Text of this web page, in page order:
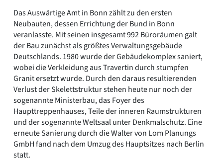
Das Auswärtige Amt in Bonn zählt zu den ersten
Neubauten, dessen Errichtung der Bund in Bonn
veranlasste. Mit seinen insgesamt 992 Büroräumen galt
der Bau zunächst als größtes Verwaltungsgebäude
Deutschlands. 1980 wurde der Gebäudekomplex saniert,
wobei die Verkleidung aus Travertin durch stumpfen
Granit ersetzt wurde. Durch den daraus resultierenden
Verlust der Skelettstruktur stehen heute nur noch der
sogenannte Ministerbau, das Foyer des
Haupttreppenhauses, Teile der inneren Raumstrukturen
und der sogenannte Weltsaal unter Denkmalschutz. Eine
erneute Sanierung durch die Walter von Lom Planungs
GmbH fand nach dem Umzug des Hauptsitzes nach Berlin
statt.